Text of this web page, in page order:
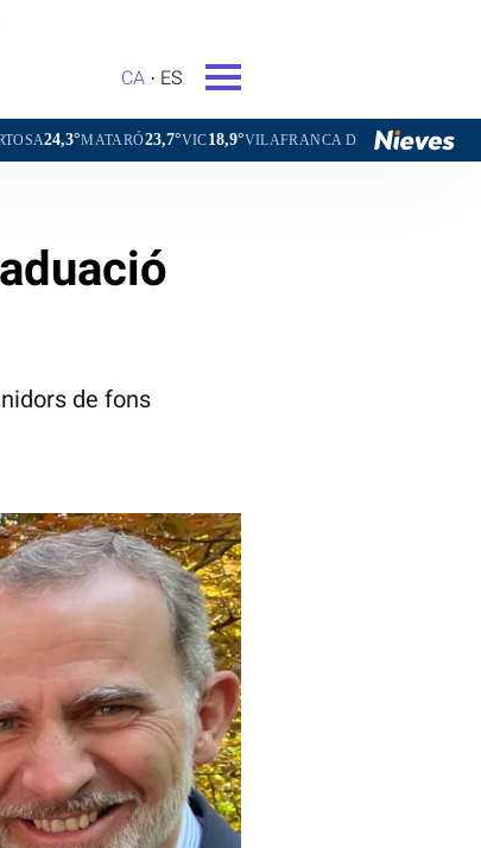
CA ES
23,7°VIC18,9°VILAFRANCA DEL PENEDÈS20,4°VILANOVA I LA
de fons